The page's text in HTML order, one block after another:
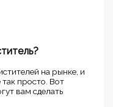
на рынке, и
просто. Вот
вам сделать